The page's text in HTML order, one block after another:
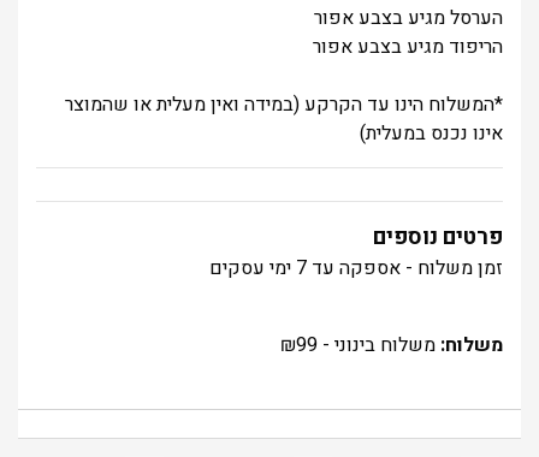
הערסל מגיע בצבע אפור
הריפוד מגיע בצבע אפור
*המשלוח הינו עד הקרקע (במידה ואין מעלית או שהמוצר
אינו נכנס במעלית)
פרטים נוספים
זמן משלוח - אספקה עד 7 ימי עסקים
משלוח: משלוח בינוני - ₪99